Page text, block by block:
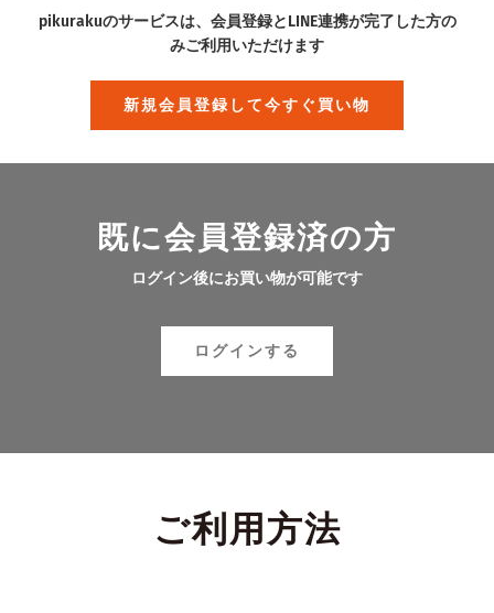
pikurakuのサービスは、会員登録とLINE連携が完了した方の
みご利用いただけます
新規会員登録して今すぐ買い物
既に会員登録済の方
ログイン後にお買い物が可能です
ログインする
ご利用方法